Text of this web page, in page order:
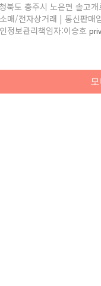
북도 충주시 노은면 솔고
매/전자상거래 | 통신판매
보관리책임자:이승호